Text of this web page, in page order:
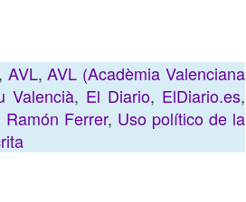
, AVL,AVL (Acadèmia Valenciana
Valencià, El Diario, ElDiario.es,
Ramón Ferrer, Uso político de la